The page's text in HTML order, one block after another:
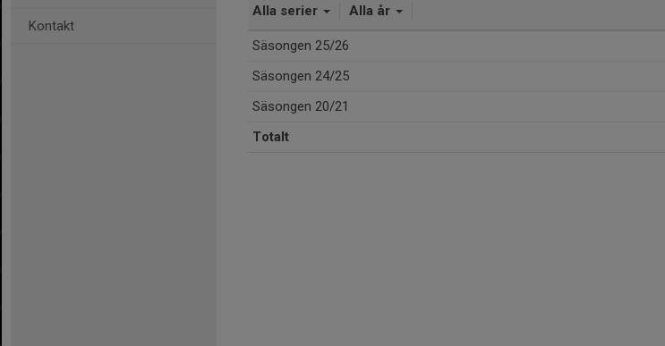
Kontakt
Alla serier Alla år
Säsongen 25/26
Säsongen 24/25
Säsongen 20/21
Totalt